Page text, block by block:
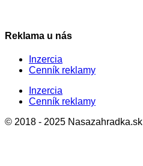
Reklama u nás
Inzercia
Cenník reklamy
Inzercia
Cenník reklamy
© 2018 - 2025 Nasazahradka.sk